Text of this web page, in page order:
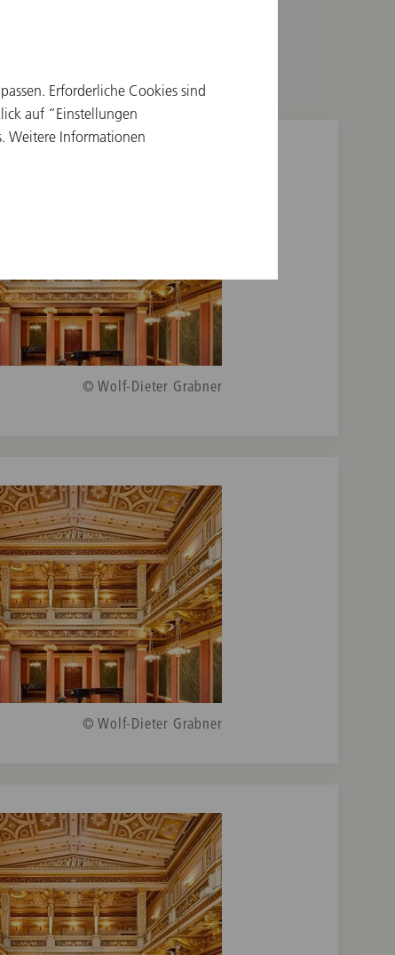
© Wolf-Dieter Grabner
© Wolf-Dieter Grabner
Erforderliche Cookies sind
auf “Einstellungen
Weitere Informationen